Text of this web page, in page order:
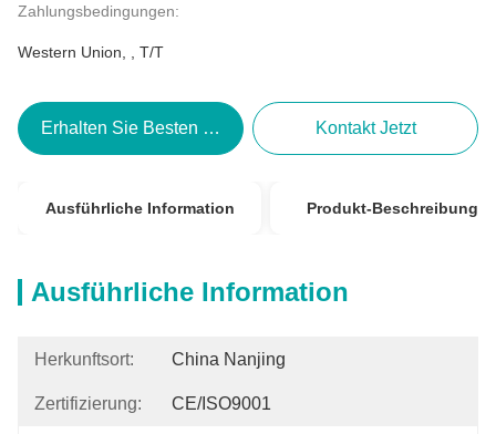
Zahlungsbedingungen:
Western Union, , T/T
Erhalten Sie Besten Preis Kontakt Jetzt
Ausführliche Information Produkt-Beschreibung
Ausführliche Information
Herkunftsort: China Nanjing
Zertifizierung: CE/ISO9001